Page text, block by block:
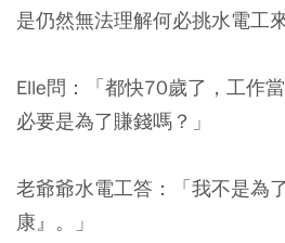
是仍然無法理解何必挑水電工
Elle問：「都快70歲了，工作
必要是為了賺錢嗎？」
老爺爺水電工答：「我不是為
康』。」